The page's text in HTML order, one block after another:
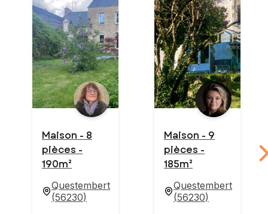
Maison - 8
pièces -
190m²
Questembert
(56230)
Maison - 9
pièces -
185m²
Questembert
(56230)